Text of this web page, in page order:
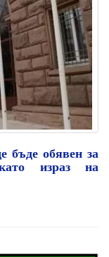
бъде обявен за
израз на